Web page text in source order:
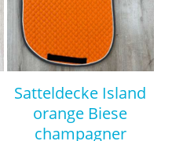
Satteldecke Island
orange Biese
champagner